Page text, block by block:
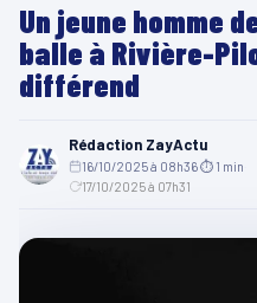
Un jeune homme
balle à Rivière-
différend
Rédaction ZayActu
16/10/2025 à 08h36⏱ 1 min
17/10/2025 à 07h31